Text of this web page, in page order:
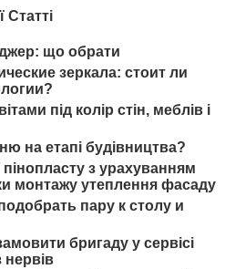
Статті
що обрати
зеркала: стоит ли
під колір стін, меблів і
на етапі будівництва?
з урахуванням
монтажу утеплення фасаду
пару к столу и
бригаду у сервісі